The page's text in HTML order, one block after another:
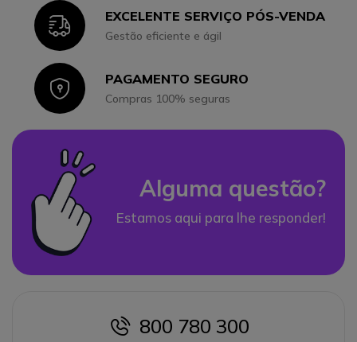
IconEXCELENTE SERVIÇO PÓS-VENDA
Gestão eficiente e ágil
IconPAGAMENTO SEGURO
Compras 100% seguras
Alguma questão?
Estamos aqui para lhe responder!
icon
800 780 300